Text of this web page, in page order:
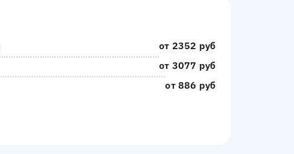
от 2352 руб
от 3077 руб
от 886 руб